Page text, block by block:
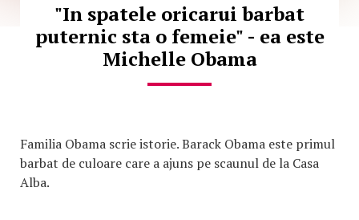
"In spatele oricarui barbat
puternic sta o femeie" - ea este
Michelle Obama
Familia Obama scrie istorie. Barack Obama este primul
barbat de culoare care a ajuns pe scaunul de la Casa
Alba.